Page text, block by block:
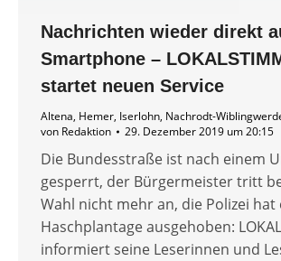
Nachrichten wieder direkt
Smartphone –
startet neuen Service
Altena, Hemer, Iserlohn, Nachrodt-
von Redaktion 29. Dezember 2019 um 20:15
Die Bundesstraße ist nach einem
gesperrt, der Bürgermeister tritt
Wahl nicht mehr an, die Polizei hat
Haschplantage ausgehoben:
informiert seine Leserinnen und